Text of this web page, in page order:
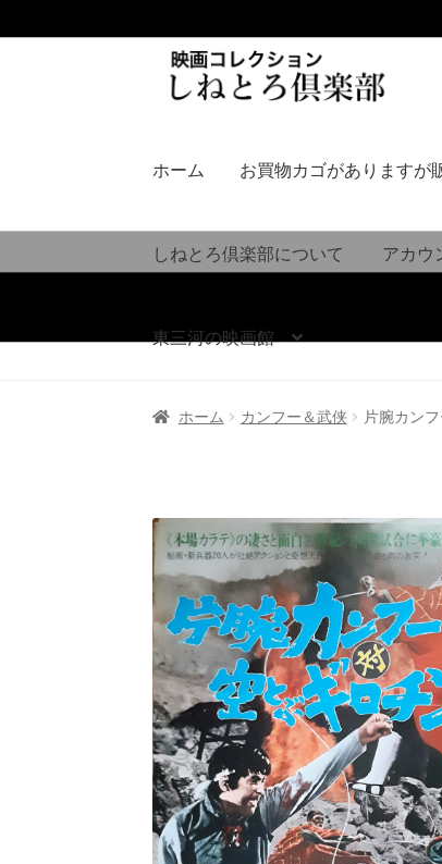
シ
へ
ス
ッ
ツ
キ
ッ
ホーム お買物カゴがありますが
しねとろ倶楽部について アカウ
東三河の映画館
ホーム カンフー＆武侠 片腕カン